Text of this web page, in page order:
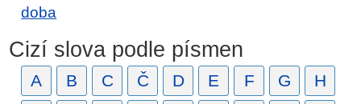
doba
Cizí slova podle písmen
A B C Č D E F G H